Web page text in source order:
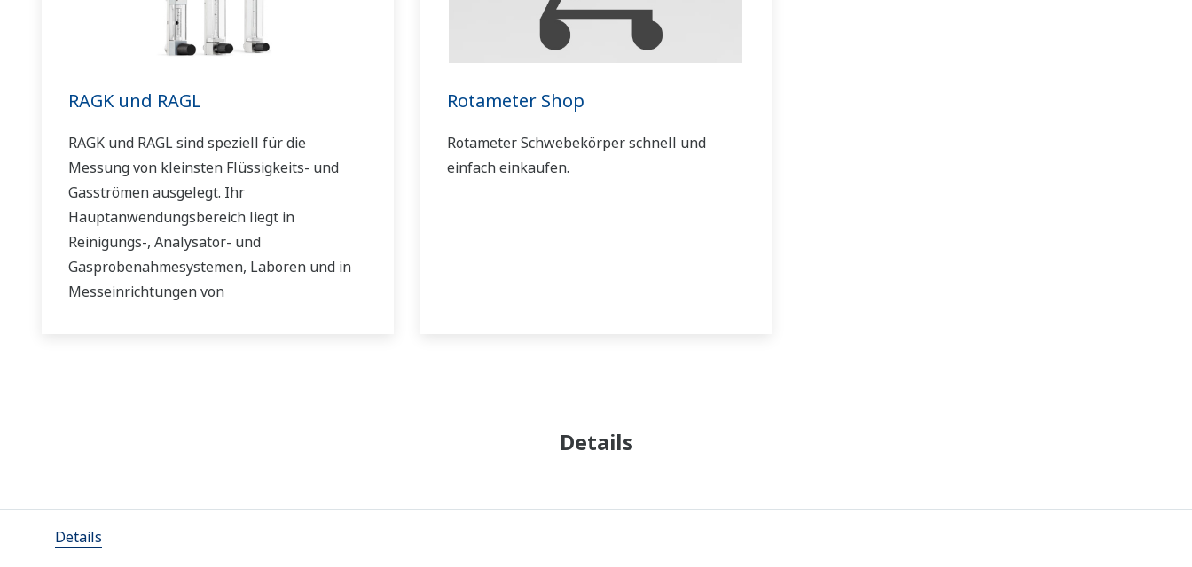
RAGK und RAGL
RAGK und RAGL sind speziell für die
Messung von kleinsten Flüssigkeits- und
Gasströmen ausgelegt. Ihr
Hauptanwendungsbereich liegt in
Reinigungs-, Analysator- und
Gasprobenahmesystemen, Laboren und in
Messeinrichtungen von
Rotameter Shop
Rotameter Schwebekörper schnell und
einfach einkaufen.
Details
Details